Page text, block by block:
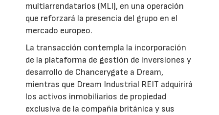
multiarrendatarios (MLI), en una operación
que reforzará la presencia del grupo en el
mercado europeo.
La transacción contempla la incorporación
de la plataforma de gestión de inversiones y
desarrollo de Chancerygate a Dream,
mientras que Dream Industrial REIT adquirirá
los activos inmobiliarios de propiedad
exclusiva de la compañía británica y sus